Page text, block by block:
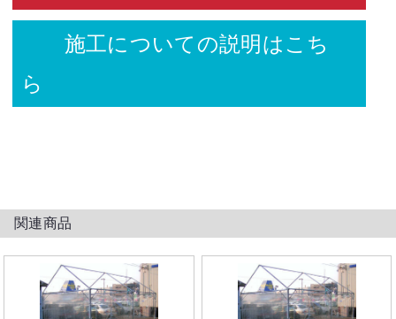
施工についての説明はこち
ら
関連商品